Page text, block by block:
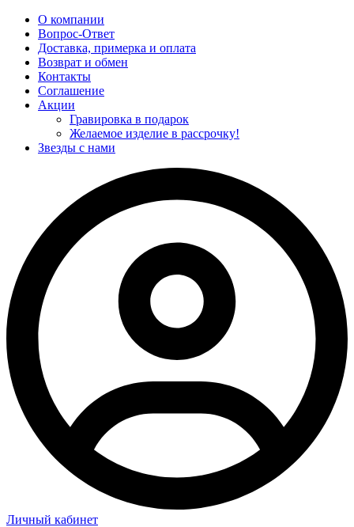
О компании
Вопрос-Ответ
Доставка, примерка и оплата
Возврат и обмен
Контакты
Соглашение
Акции
Гравировка в подарок
Желаемое изделие в рассрочку!
Звезды с нами
Личный кабинет